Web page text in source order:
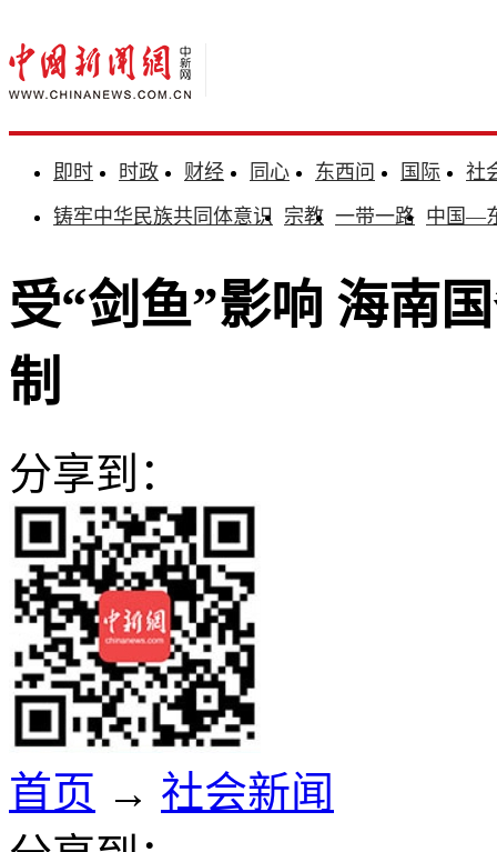
即时 时政 财经 同心 东西问 国际
社
铸牢中华民族共同体意识 宗教 一带一路 中国—
受“剑鱼”影响 海南
制
分享到：
首页 → 社会新闻